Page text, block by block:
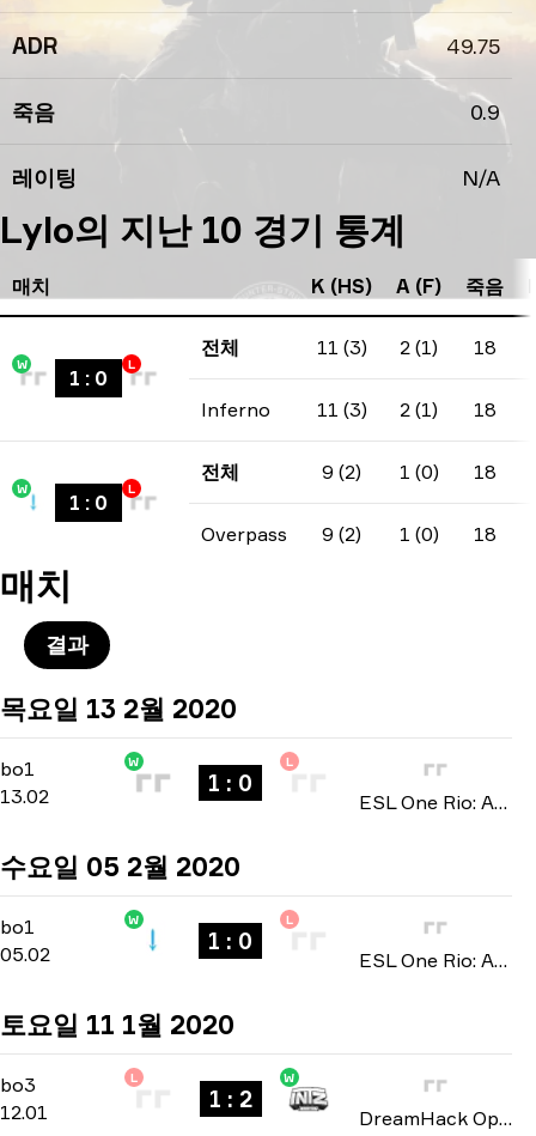
ADR 49.75
죽음 0.9
레이팅 N/A
Lylo의 지난 10 경기 통계
매치 K (HS) A (F) 죽음
W
1 : 0
L
전체 11 (3) 2 (1) 18
Inferno 11 (3) 2 (1) 18
W
1 : 0
L
전체 9 (2) 1 (0) 18
Overpass 9 (2) 1 (0) 18
매치
결과
목요일 13 2월 2020
bo1 North America Open Qualifier 4
13.02
W
1 : 0
L
ESL One Rio: Americas Minor Championship 2020
수요일 05 2월 2020
bo1 North America Open Qualifier 2
05.02
W
1 : 0
L
ESL One Rio: Americas Minor Championship 2020
토요일 11 1월 2020
bo3 North American Open Qualifier-
12.01
L
1 : 2
W
DreamHack Open: Leipzig 2020